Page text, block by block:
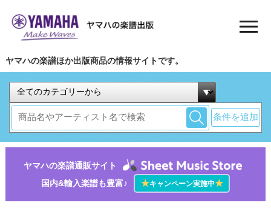
ヤマハの楽譜ほか出版商品の情報サイトです。
条件を追加
ヤマハの楽譜通販サイト
国内&輸入楽譜も豊富♪
★キャンペーン実施中★